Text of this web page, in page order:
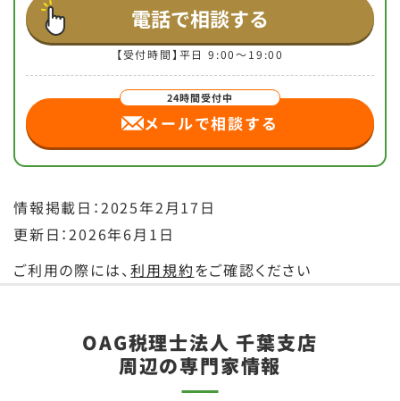
電話で相談する
【受付時間】平日 9:00～19:00
メールで相談する
情報掲載日：2025年2月17日
更新日：2026年6月1日
ご利用の際には、利用規約をご確認ください
OAG税理士法人 千葉支店
周辺の専門家情報